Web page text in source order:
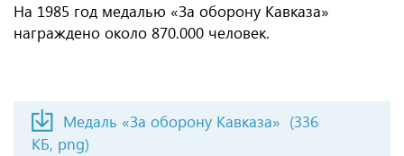
На 1985 год медалью «За оборону Кавказа»
награждено около 870.000 человек.
Медаль «За оборону Кавказа» (336
КБ, png)